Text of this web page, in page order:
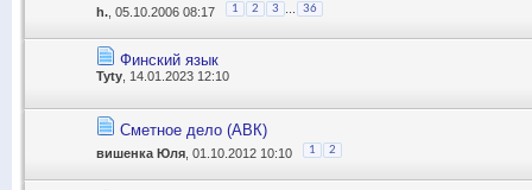
h. , 05.10.2006 08:17 1 2 3 36
Финский язык
Tyty , 14.01.2023 12:10
Сметное дело (АВК)
вишенка Юля , 01.10.2012 10:10 1 2